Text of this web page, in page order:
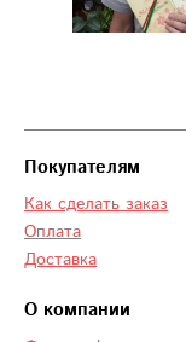
Покупателям
Как сделать заказ
Оплата
Доставка
О компании